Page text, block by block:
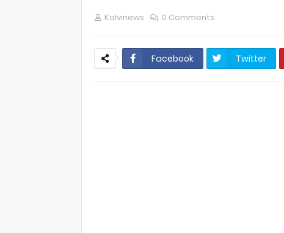
Kalvinews 0 Comments
Facebook Twitter